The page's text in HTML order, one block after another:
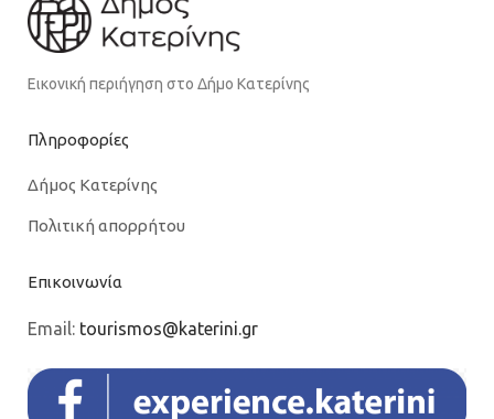
Εικονική περιήγηση στο Δήμο Κατερίνης
Πληροφορίες
Δήμος Κατερίνης
Πολιτική απορρήτου
Επικοινωνία
Email: tourismos@katerini.gr